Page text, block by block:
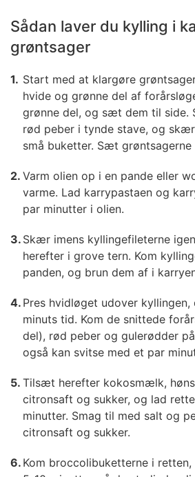
Sådan laver du kylling i
grøntsager
Start med at klargøre
hvide og grønne del af
grønne del, og sæt dem til side.
rød peber i tynde stave, og
små buketter. Sæt grøntsagerne
Varm olien op i en pande eller
varme. Lad karrypastaen og
par minutter i olien.
Skær imens kyllingefileterne
herefter i grove tern. Kom
panden, og brun dem af i
Pres hvidløget udover
minuts tid. Kom de snittede
del), rød peber og gulerødder
også kan svitse med et par
Tilsæt herefter kokosmælk,
citronsaft og sukker, og lad
minutter. Smag til med salt og
citronsaft og sukker.
Kom broccolibuketterne i